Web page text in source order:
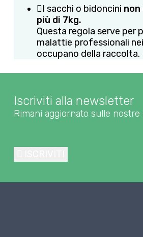
I sacchi o bidoncini non
più di 7kg.
Questa regola serve per
malattie professionali
occupano della raccolta.
Iscriviti alla newsletter
Rimani aggiornato sulle nostre